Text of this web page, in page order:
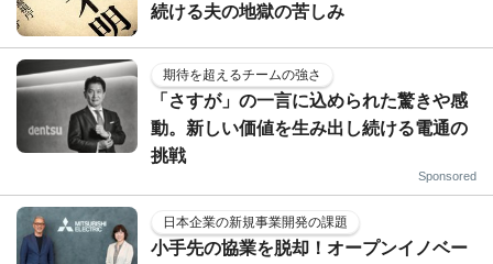
続ける夫の地獄の苦しみ
期待を超えるチームの強さ
「さすが」の一言に込められた驚きや感
動。新しい価値を生み出し続ける電通の
挑戦
Sponsored
日本企業の新規事業開発の課題
小手先の協業を脱却！オープンイノベー